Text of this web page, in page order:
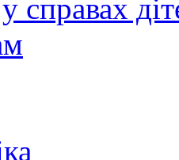
справах